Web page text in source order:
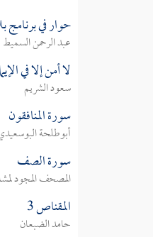
حوار في برنامج
عبد الرحمن السميط
لا أمن إلا في
سعود الشريم
سورة المنافقون
أبوطلحة
سورة الصف
المصحف المجود
المقناص 3
حامد الضبعان